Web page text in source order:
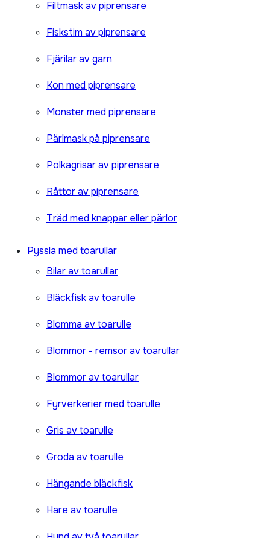
Filtmask av piprensare
Fiskstim av piprensare
Fjärilar av garn
Kon med piprensare
Monster med piprensare
Pärlmask på piprensare
Polkagrisar av piprensare
Råttor av piprensare
Träd med knappar eller pärlor
Pyssla med toarullar
Bilar av toarullar
Bläckfisk av toarulle
Blomma av toarulle
Blommor - remsor av toarullar
Blommor av toarullar
Fyrverkerier med toarulle
Gris av toarulle
Groda av toarulle
Hängande bläckfisk
Hare av toarulle